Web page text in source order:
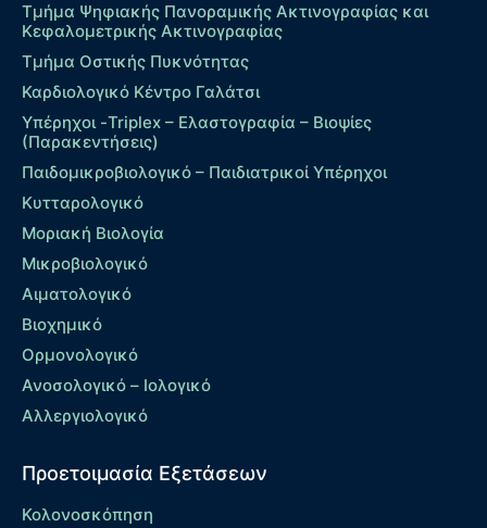
Τμήμα Ψηφιακής Πανοραμικής Ακτινογραφίας και
Κεφαλομετρικής Ακτινογραφίας
Τμήμα Οστικής Πυκνότητας
Καρδιολογικό Κέντρο Γαλάτσι
Υπέρηχοι -Triplex – Eλαστογραφία – Βιοψίες
(Παρακεντήσεις)
Παιδομικροβιολογικό – Παιδιατρικοί Υπέρηχοι
Κυτταρολογικό
Μοριακή Βιολογία
Μικροβιολογικό
Αιματολογικό
Βιοχημικό
Ορμονολογικό
Ανοσολογικό – Ιολογικό
Αλλεργιολογικό
Προετοιμασία Εξετάσεων
Κολονοσκόπηση